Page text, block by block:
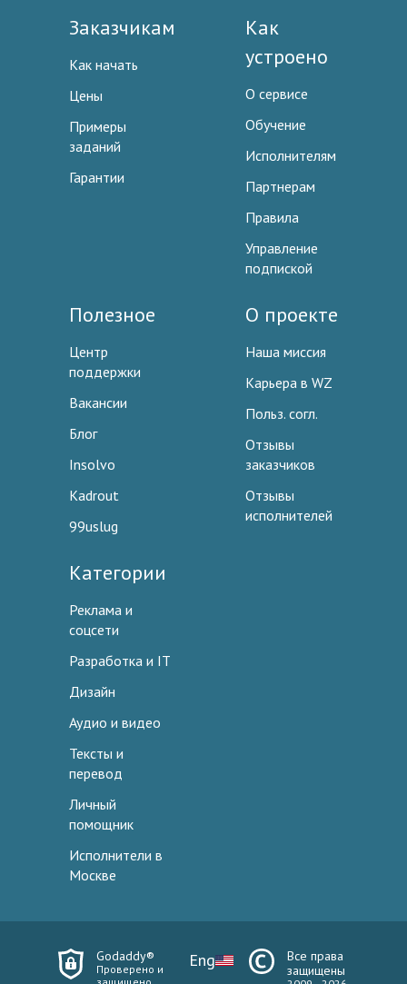
Заказчикам
Как начать
Цены
Примеры
заданий
Гарантии
Как
устроено
О сервисе
Обучение
Исполнителям
Партнерам
Правила
Управление
подпиской
Полезное
Центр
поддержки
Вакансии
Блог
Insolvo
Kadrout
99uslug
О проекте
Наша миссия
Карьера в WZ
Польз. согл.
Отзывы
заказчиков
Отзывы
исполнителей
Категории
Реклама и
соцсети
Разработка и IT
Дизайн
Аудио и видео
Тексты и
перевод
Личный
помощник
Исполнители в
Москве
Godaddy®
Проверено и
Eng
Все права
защищены